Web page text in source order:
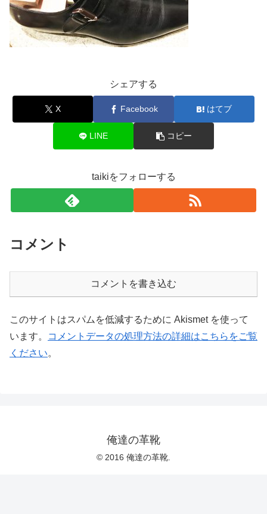
シェアする
X Facebook はてブ
LINE コピー
taikiをフォローする
コメント
コメントを書き込む
このサイトはスパムを低減するために Akismet を使って
います。
コメントデータの処理方法の詳細はこちらをご覧
ください。
俺達の革靴
© 2016 俺達の革靴.